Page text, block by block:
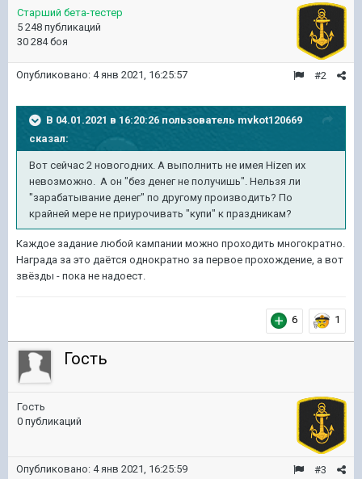
Старший бета-тестер
5 248 публикаций
30 284 боя
#2
Опубликовано: 4 янв 2021, 16:25:57
В 04.01.2021 в 16:20:26 пользователь mvkot120669
сказал:
Вот сейчас 2 новогодних. А выполнить не имея Hizen их
невозможно. А он "без денег не получишь". Нельзя ли
"зарабатывание денег" по другому производить? По
крайней мере не приурочивать "купи" к праздникам?
Каждое задание любой кампании можно проходить многократно.
Награда за это даётся однократно за первое прохождение, а вот
звёзды - пока не надоест.
6 1
Гость
Гость
0 публикаций
#3
Опубликовано: 4 янв 2021, 16:25:59